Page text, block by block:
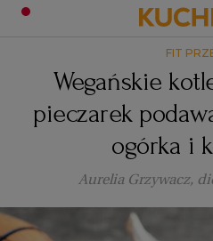
BOŻE
KUCHNIE
KUCHNIA
DANIA
FIT
Wegańskie
pieczarek
ogórka i
Aurelia Grzywacz,